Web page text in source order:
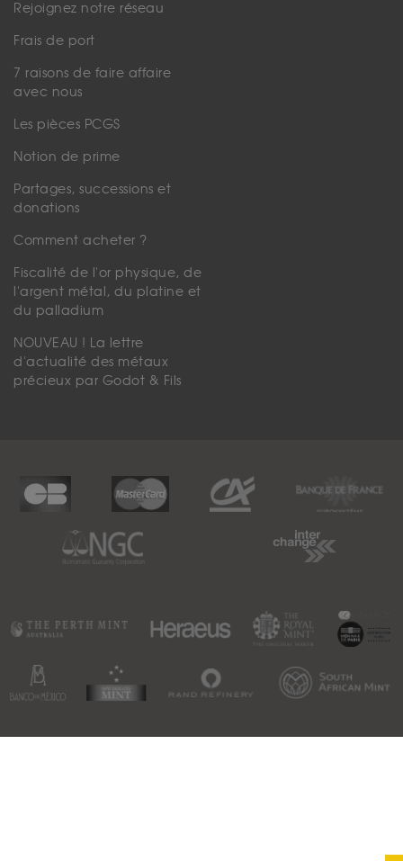
Rejoignez notre réseau
Frais de port
7 raisons de faire affaire
avec nous
Les pièces PCGS
Notion de prime
Partages, successions et
donations
Comment acheter ?
Fiscalité de l'or physique, de
l'argent métal, du platine et
du palladium
NOUVEAU ! La lettre
d'actualité des métaux
précieux par Godot & Fils